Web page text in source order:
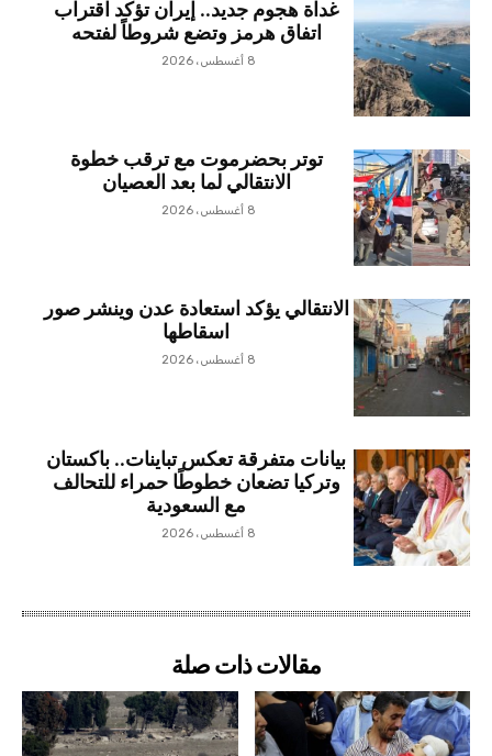
غداة هجوم جديد.. إيران تؤكد اقتراب
اتفاق هرمز وتضع شروطاً لفتحه
8 أغسطس، 2026
توتر بحضرموت مع ترقب خطوة
الانتقالي لما بعد العصيان
8 أغسطس، 2026
الانتقالي يؤكد استعادة عدن وينشر صور
اسقاطها
8 أغسطس، 2026
بيانات متفرقة تعكس تباينات.. باكستان
وتركيا تضعان خطوطًا حمراء للتحالف
مع السعودية
8 أغسطس، 2026
مقالات ذات صلة